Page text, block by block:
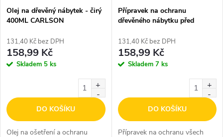
Olej na dřevěný nábytek - čirý
400ML CARLSON
131,40 Kč bez DPH
158,99 Kč
Skladem 5 ks
DO KOŠÍKU
Olej na ošetření a ochranu
Přípravek na ochranu
dřevěného nábytku před
CARLSON 500ML
131,40 Kč bez DPH
158,99 Kč
Skladem 7 ks
DO KOŠÍKU
Přípravek na ochranu všech